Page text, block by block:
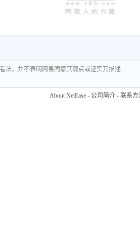
法，并不表明网易同意其观点或证实其描述
About NetEase - 公司简介 - 联系方